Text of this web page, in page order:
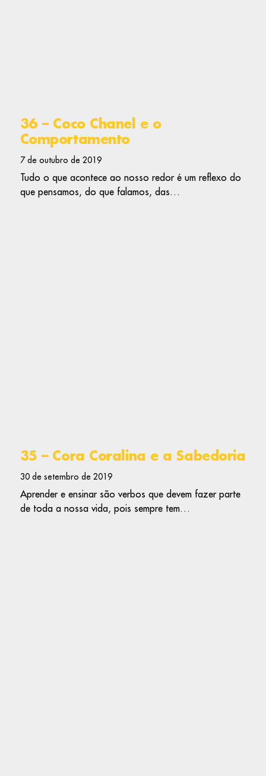
36 – Coco Chanel e o
Comportamento
7 de outubro de 2019
Tudo o que acontece ao nosso redor é um reflexo do
que pensamos, do que falamos, das…
35 – Cora Coralina e a Sabedoria
30 de setembro de 2019
Aprender e ensinar são verbos que devem fazer parte
de toda a nossa vida, pois sempre tem…